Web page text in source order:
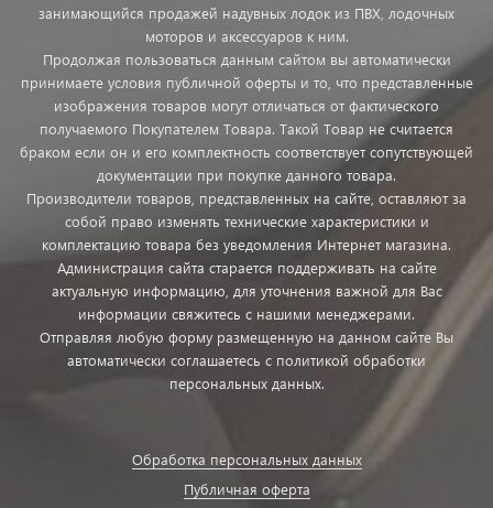
занимающийся продажей надувных лодок из ПВХ, лодочных
моторов и аксессуаров к ним.
Продолжая пользоваться данным сайтом вы автоматически
принимаете условия публичной оферты и то, что представленные
изображения товаров могут отличаться от фактического
получаемого Покупателем Товара. Такой Товар не считается
браком если он и его комплектность соответствует сопутствующей
документации при покупке данного товара.
Производители товаров, представленных на сайте, оставляют за
собой право изменять технические характеристики и
комплектацию товара без уведомления Интернет магазина.
Администрация сайта старается поддерживать на сайте
актуальную информацию, для уточнения важной для Вас
информации свяжитесь с нашими менеджерами.
Отправляя любую форму размещенную на данном сайте Вы
автоматически соглашаетесь с политикой обработки
персональных данных.
Обработка персональных данных
Публичная оферта